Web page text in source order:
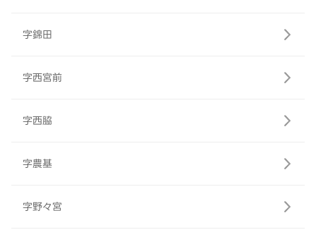
字錦田
字西宮前
字西脇
字農基
字野々宮